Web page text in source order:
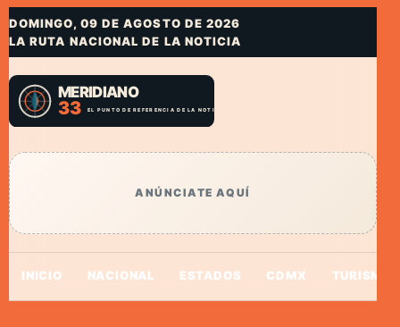
DOMINGO, 09 DE AGOSTO DE 2026
LA RUTA NACIONAL DE LA NOTICIA
ANÚNCIATE AQUÍ
INICIO NACIONAL ESTADOS CDMX TURISMO